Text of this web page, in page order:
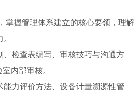
掌握管理体系建立的核心要领，理解
检查表编写、审核技巧与沟通方
内部审核。
力评价方法、设备计量溯源性管